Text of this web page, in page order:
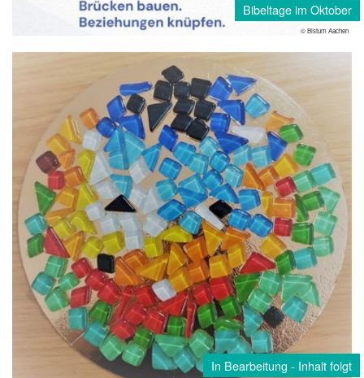
Bibeltage im Oktober
© Bistum Aachen
In Bearbeitung - Inhalt folgt